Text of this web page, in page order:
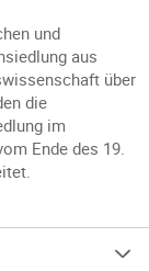
und
aus
über
die
im
Ende des 19.